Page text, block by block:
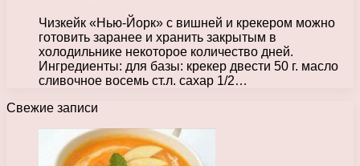
Чизкейк «Нью-Йорк» с вишней и крекером можно
готовить заранее и хранить закрытым в
холодильнике некоторое количество дней.
Ингредиенты: для базы: крекер двести 50 г. масло
сливочное восемь ст.л. сахар 1/2…
Свежие записи